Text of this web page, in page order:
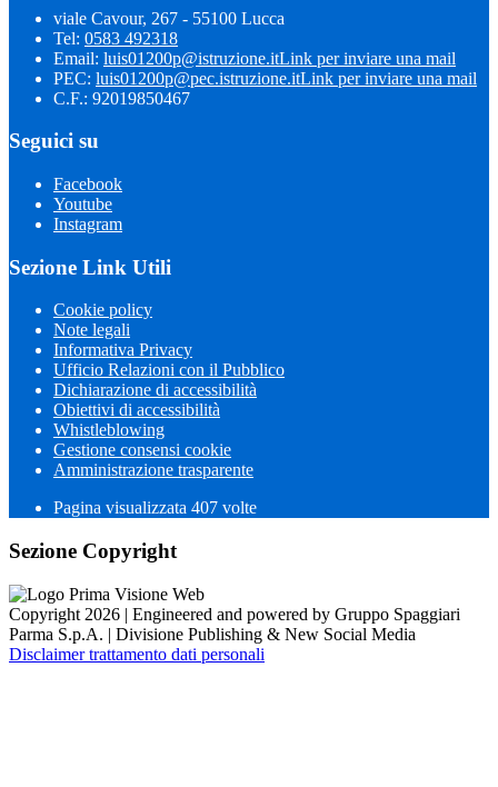
viale Cavour, 267 - 55100 Lucca
Tel: 0583 492318
Email: luis01200p@istruzione.itLink per inviare una mail
PEC: luis01200p@pec.istruzione.itLink per inviare una mail
C.F.: 92019850467
Seguici su
Facebook
Youtube
Instagram
Sezione Link Utili
Cookie policy
Note legali
Informativa Privacy
Ufficio Relazioni con il Pubblico
Dichiarazione di accessibilità
Obiettivi di accessibilità
Whistleblowing
Gestione consensi cookie
Amministrazione trasparente
Pagina visualizzata 407 volte
Sezione Copyright
Copyright 2026 | Engineered and powered by Gruppo Spaggiari
Parma S.p.A. | Divisione Publishing & New Social Media
Disclaimer trattamento dati personali